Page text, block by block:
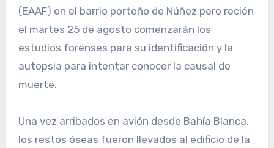
(EAAF) en el barrio porteño de Núñez pero recién
el martes 25 de agosto comenzarán los
estudios forenses para su identificación y la
autopsia para intentar conocer la causal de
muerte.
Una vez arribados en avión desde Bahía Blanca,
los restos óseas fueron llevados al edificio de la